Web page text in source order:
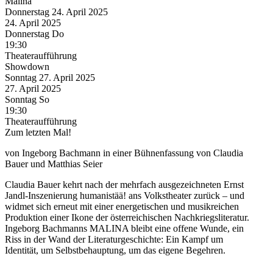
Donnerstag 24. April 2025
24. April 2025
Donnerstag Do
19:30
Theateraufführung
Showdown
Sonntag 27. April 2025
27. April 2025
Sonntag So
19:30
Theateraufführung
Zum letzten Mal!
von Ingeborg Bachmann in einer Bühnenfassung von Claudia
Bauer und Matthias Seier
Claudia Bauer kehrt nach der mehrfach ausgezeichneten Ernst
Jandl-Inszenierung humanistää! ans Volkstheater zurück – und
widmet sich erneut mit einer energetischen und musikreichen
Produktion einer Ikone der österreichischen Nachkriegsliteratur.
Ingeborg Bachmanns MALINA bleibt eine offene Wunde, ein
Riss in der Wand der Literaturgeschichte: Ein Kampf um
Identität, um Selbstbehauptung, um das eigene Begehren.